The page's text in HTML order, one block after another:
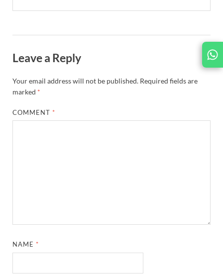
Leave a Reply
Your email address will not be published. Required fields are
marked *
COMMENT *
NAME *